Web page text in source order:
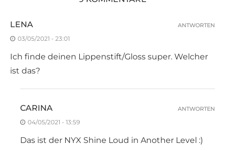
LENA
03/05/2021 - 23:01
Ich finde deinen Lippenstift/Gloss super. Welcher
ist das?
ANTWORTEN
CARINA
04/05/2021 - 13:59
Das ist der NYX Shine Loud in Another Level :)
ANTWORTEN